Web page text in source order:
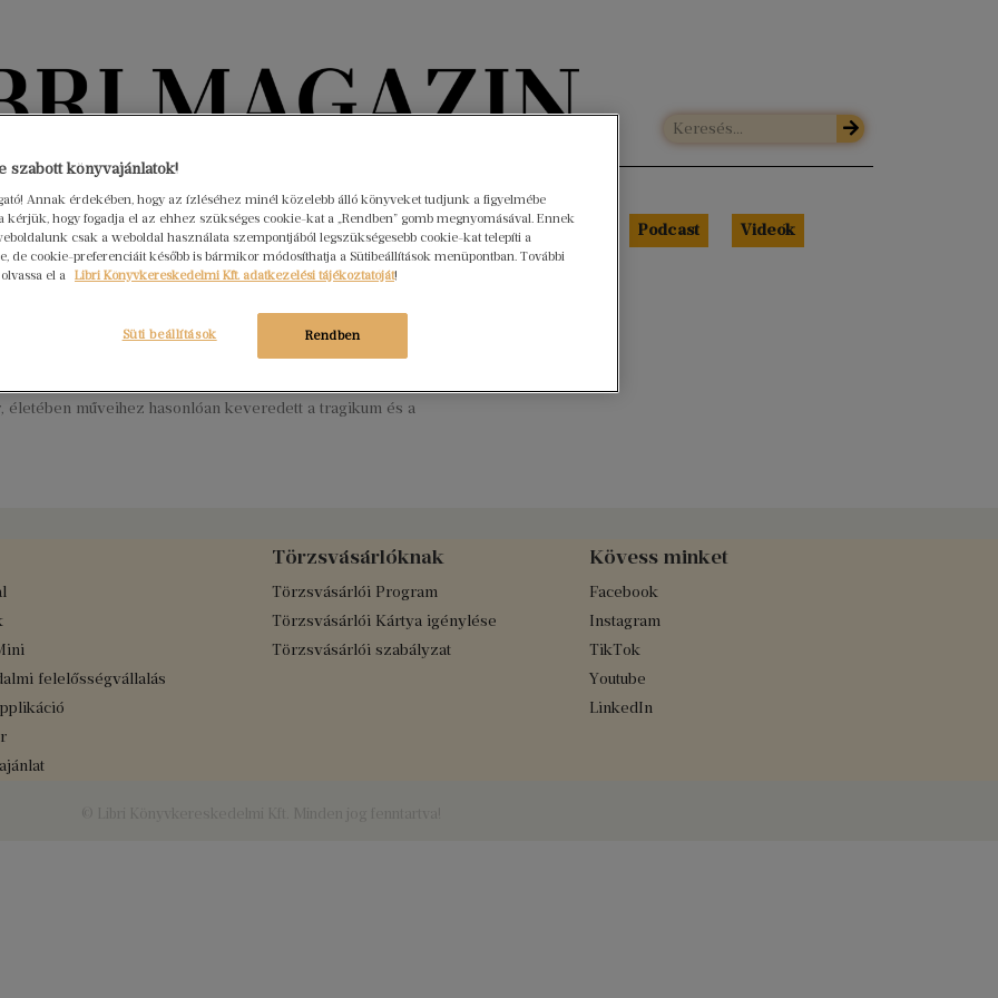
Könyvektől az olvasókig
Interjúk Beleolvasó A hónap könyvei HÍREK Libri Portré Podcast Videók
– így élt E. T. A. Hoffmann
életében műveihez hasonlóan keveredett a tragikum és a
felelősségvállalás
Törzsvásárlóknak
Törzsvásárlói Program
Törzsvásárlói Kártya igénylése
Törzsvásárlói szabályzat
Kövess minket
Facebook
Instagram
TikTok
Youtube
LinkedIn
szabott könyvajánlatok!
Annak érdekében, hogy az ízléséhez minél közelebb álló könyveket tudjunk a figyelmébe
kérjük, hogy fogadja el az ehhez szükséges cookie-kat a „Rendben” gomb megnyomásával. Ennek
csak a weboldal használata szempontjából legszükségesebb cookie-kat telepíti a
de cookie-preferenciáit később is bármikor módosíthatja a Sütibeállítások menüpontban. További
el a Libri Könyvkereskedelmi Kft. adatkezelési tájékoztatóját!
Rendben
Süti beállítások